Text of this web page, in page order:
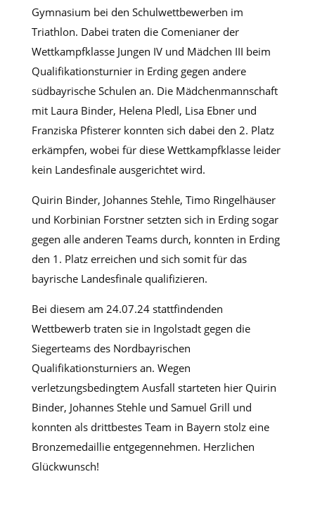
Gymnasium bei den Schulwettbewerben im
Triathlon. Dabei traten die Comenianer der
Wettkampfklasse Jungen IV und Mädchen III beim
Qualifikationsturnier in Erding gegen andere
südbayrische Schulen an. Die Mädchenmannschaft
mit Laura Binder, Helena Pledl, Lisa Ebner und
Franziska Pfisterer konnten sich dabei den 2. Platz
erkämpfen, wobei für diese Wettkampfklasse leider
kein Landesfinale ausgerichtet wird.
Quirin Binder, Johannes Stehle, Timo Ringelhäuser
und Korbinian Forstner setzten sich in Erding sogar
gegen alle anderen Teams durch, konnten in Erding
den 1. Platz erreichen und sich somit für das
bayrische Landesfinale qualifizieren.
Bei diesem am 24.07.24 stattfindenden
Wettbewerb traten sie in Ingolstadt gegen die
Siegerteams des Nordbayrischen
Qualifikationsturniers an. Wegen
verletzungsbedingtem Ausfall starteten hier Quirin
Binder, Johannes Stehle und Samuel Grill und
konnten als drittbestes Team in Bayern stolz eine
Bronzemedaillie entgegennehmen. Herzlichen
Glückwunsch!